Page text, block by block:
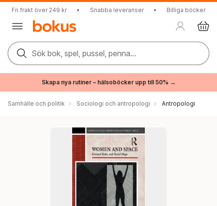
Fri frakt över 249 kr • Snabba leveranser • Billiga böcker
Sök bok, spel, pussel, penna...
Skapa nya rutiner – hälsoböcker upp till 50% →
Samhälle och politik Sociologi och antropologi Antropologi